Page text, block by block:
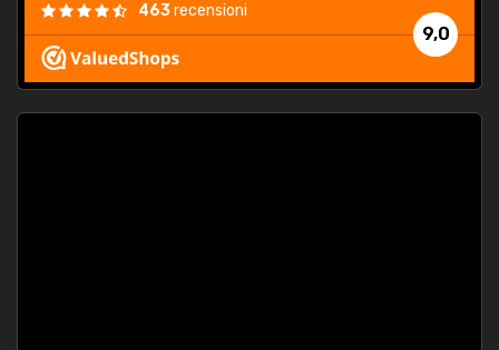
9,0
463recensioni